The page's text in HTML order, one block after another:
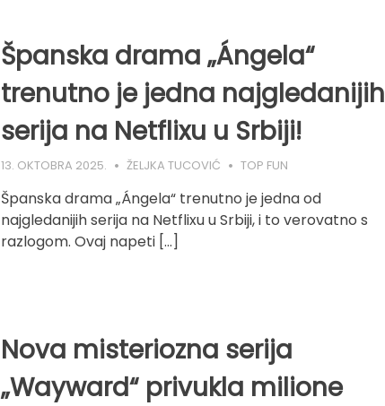
Španska drama „Ángela“
trenutno je jedna najgledanijih
serija na Netflixu u Srbiji!
13. OKTOBRA 2025. ŽELJKA TUCOVIĆ TOP FUN
Španska drama „Ángela“ trenutno je jedna od
najgledanijih serija na Netflixu u Srbiji, i to verovatno s
razlogom. Ovaj napeti […]
Nova misteriozna serija
„Wayward“ privukla milione